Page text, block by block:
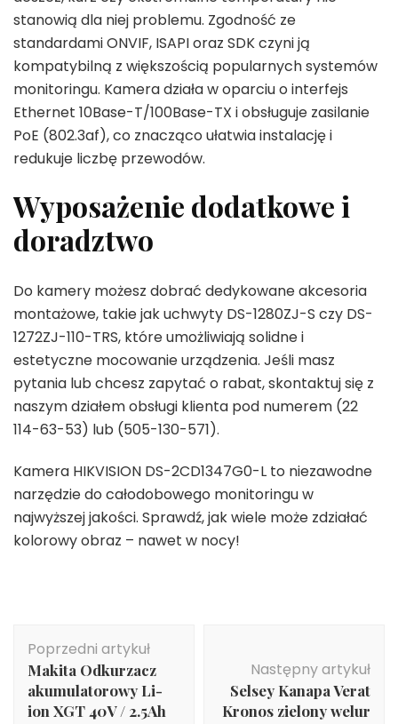
stanowią dla niej problemu. Zgodność ze
standardami ONVIF, ISAPI oraz SDK czyni ją
kompatybilną z większością popularnych systemów
monitoringu. Kamera działa w oparciu o interfejs
Ethernet 10Base-T/100Base-TX i obsługuje zasilanie
PoE (802.3af), co znacząco ułatwia instalację i
redukuje liczbę przewodów.
Wyposażenie dodatkowe i
doradztwo
Do kamery możesz dobrać dedykowane akcesoria
montażowe, takie jak uchwyty DS-1280ZJ-S czy DS-
1272ZJ-110-TRS, które umożliwiają solidne i
estetyczne mocowanie urządzenia. Jeśli masz
pytania lub chcesz zapytać o rabat, skontaktuj się z
naszym działem obsługi klienta pod numerem (22
114-63-53) lub (505-130-571).
Kamera HIKVISION DS-2CD1347G0-L to niezawodne
narzędzie do całodobowego monitoringu w
najwyższej jakości. Sprawdź, jak wiele może zdziałać
kolorowy obraz – nawet w nocy!
wpisu
Poprzedni artykuł
Makita Odkurzacz
akumulatorowy Li-
ion XGT 40V / 2.5Ah
Następny artykuł
Selsey Kanapa Verat
Kronos zielony welur